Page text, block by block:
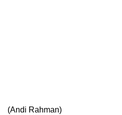
(Andi Rahman)